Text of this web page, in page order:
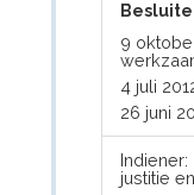
9
4 juli
26 juni
Indiener:
justitie